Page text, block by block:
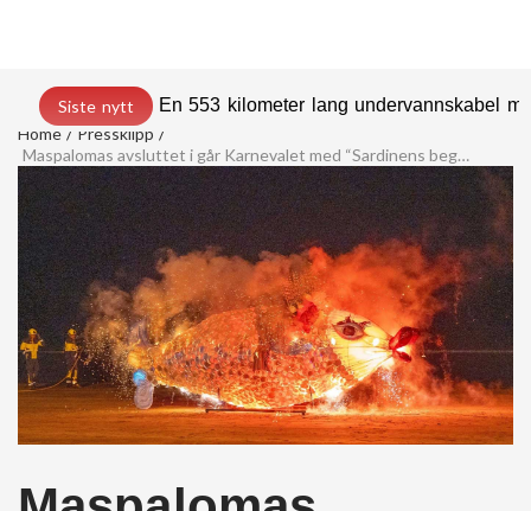
Siste nytt
En 553 kilometer lang undervannskabel
Home
Pressklipp
Maspalomas avsluttet i går Karnevalet med “Sardinens begravelse” og fyrverkeri på stranden